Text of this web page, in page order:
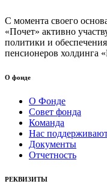
С момента своего
«Почет» активно
политики и
пенсионеров холдинга
О фонде
О Фонде
Совет фонда
Команда
Нас
Документы
Отчетность
РЕКВИЗИТЫ